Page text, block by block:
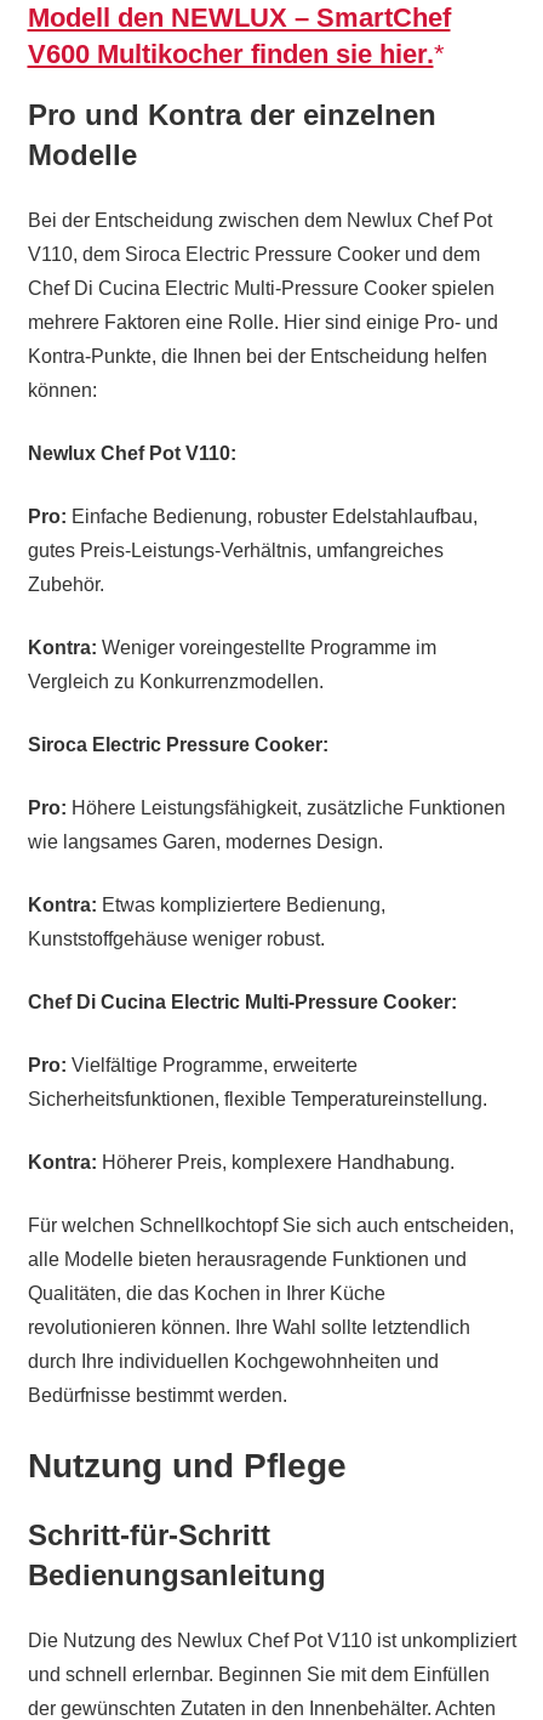
Modell den NEWLUX – SmartChef
V600 Multikocher finden sie hier.
Pro und Kontra der einzelnen
Modelle
Bei der Entscheidung zwischen dem Newlux Chef Pot
V110, dem Siroca Electric Pressure Cooker und dem
Chef Di Cucina Electric Multi-Pressure Cooker spielen
mehrere Faktoren eine Rolle. Hier sind einige Pro- und
Kontra-Punkte, die Ihnen bei der Entscheidung helfen
können:
Newlux Chef Pot V110:
Pro: Einfache Bedienung, robuster Edelstahlaufbau,
gutes Preis-Leistungs-Verhältnis, umfangreiches
Zubehör.
Kontra: Weniger voreingestellte Programme im
Vergleich zu Konkurrenzmodellen.
Siroca Electric Pressure Cooker:
Pro: Höhere Leistungsfähigkeit, zusätzliche Funktionen
wie langsames Garen, modernes Design.
Kontra: Etwas kompliziertere Bedienung,
Kunststoffgehäuse weniger robust.
Chef Di Cucina Electric Multi-Pressure Cooker:
Pro: Vielfältige Programme, erweiterte
Sicherheitsfunktionen, flexible Temperatureinstellung.
Kontra: Höherer Preis, komplexere Handhabung.
Für welchen Schnellkochtopf Sie sich auch entscheiden,
alle Modelle bieten herausragende Funktionen und
Qualitäten, die das Kochen in Ihrer Küche
revolutionieren können. Ihre Wahl sollte letztendlich
durch Ihre individuellen Kochgewohnheiten und
Bedürfnisse bestimmt werden.
Nutzung und Pflege
Schritt-für-Schritt
Bedienungsanleitung
Die Nutzung des Newlux Chef Pot V110 ist unkompliziert
und schnell erlernbar. Beginnen Sie mit dem Einfüllen
der gewünschten Zutaten in den Innenbehälter. Achten